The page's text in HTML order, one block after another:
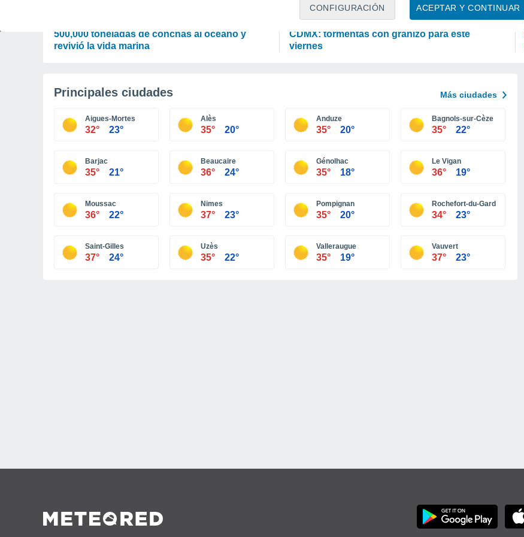
ACEPTAR Y CONTINUAR
CONFIGURACIÓN
500,000 toneladas de conchas al océano y
revivió la vida marina
PREDICCIÓN
Cambios en el tiempo este fin de semana en
CDMX: tormentas con granizo para este
viernes
Principales ciudades Más ciudades
Aigues-Mortes
32° 23°
Alès
35° 20°
Anduze
35° 20°
Bagnols-sur-Cèze
35° 22°
Barjac
35° 21°
Beaucaire
36° 24°
Génolhac
35° 18°
Le Vigan
36° 19°
Moussac
36° 22°
Nimes
37° 23°
Pompignan
35° 20°
Rochefort-du-Gard
34° 23°
Saint-Gilles
37° 24°
Uzès
35° 22°
Valleraugue
35° 19°
Vauvert
37° 23°